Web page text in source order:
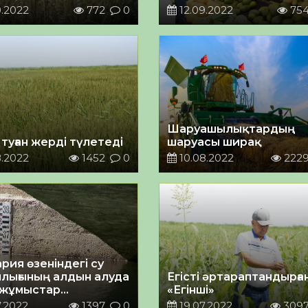
772 0
12.09.2022
туған жерді түлетеді
1452 0
Шаруашылықтардың
шаруасы ширақ
10.08.2022
2229
өзеніндегі су
алдын алуда
жұмыстар
Егісті
«Егінші»